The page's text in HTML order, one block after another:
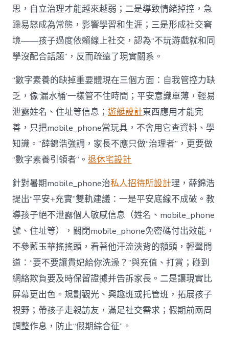
思，自立治理才能越來越弱；二是導致情緒掉控，急
躁易怒成為常態，影響學習和生涯；三是形成社交窘
境——孩子過度依賴線上社交，認為“不玩游戲就和同
學沒配合話題”，反而疏遠了現實關系。
“數字素養的缺掉重要體現在三個方面：自我管控力缺
乏，像‘漏水桶’一樣管不住時間；平安意識單薄，輕易
泄露姓名、住址等信息；遊艇設計東西應用才能完
善，只把mobile_phone當玩具，不會用它查資料、學
知識。”薛錦浩強調，家長不應只做“治理者”，更要做
“數字素養引領者”。退休宅設計
針對暑期mobile_phone治私人招待所設計理，薛錦浩
提出“平安+充實”雙軌建議：一是平安底線不成破。教
導孩子絕不泄露個人敏感信息（姓名、mobile_phone
號、住址等），關閉mobile_phone免密碼付出效能，
不參藍玉華搖搖頭，看著他汗流浹背的額頭，輕聲問
道：“要不要讓貴妃給你洗澡？”與充值、打賞；碰到
網絡欺負要及時保留證據并告訴家長。二是讓現實比
屏幕更出色。規劃觀光、興趣班或托管班，拓展孩子
視野；帶孩子走親訪友，滿足社交需求；假期前兩周
調整作息，防止“假期綜合征”。